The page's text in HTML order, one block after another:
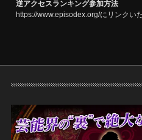
逆アクセスランキング参加方法
https://www.episodex.org/にリンクい